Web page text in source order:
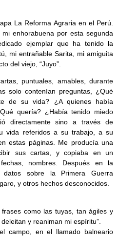
La Reforma Agraria en el Perú.
enhorabuena por esta segunda
ejemplar que ha tenido la
mi entrañable Sarita, mi amiguita
del viejo, “Juyo”.
puntuales, amables, durante
solo contenían preguntas, ¿Qué
de su vida? ¿A quienes había
quería? ¿Había tenido miedo
directamente sino a través de
vida referidos a su trabajo, a su
estas páginas. Me producía una
sus cartas, y copiaba en un
nombres. Después en la
datos sobre la Primera Guerra
y otros hechos desconocidos.
como las tuyas, tan ágiles y
y reaniman mi espíritu”.
campo, en el llamado balneario